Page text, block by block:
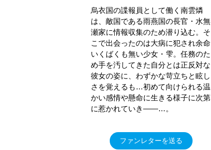
烏衣国の諜報員として働く南雲燐
は、敵国である雨燕国の長官・水無
瀬家に情報収集のため潜り込む。そ
こで出会ったのは大病に犯され余命
いくばくも無い少女・雫。任務のた
め手を汚してきた自分とは正反対な
彼女の姿に、わずかな苛立ちと眩し
さを覚えるも…初めて向けられる温
かい感情や懸命に生きる様子に次第
に惹かれていき――…。
ファンレターを送る